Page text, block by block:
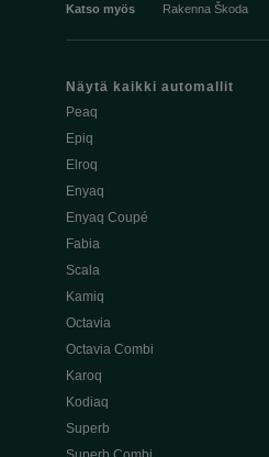
Katso myös Rakenna Škoda
Näytä kaikki automallit
Peaq
Epiq
Elroq
Enyaq
Enyaq Coupé
Fabia
Scala
Kamiq
Octavia
Octavia Combi
Karoq
Kodiaq
Superb